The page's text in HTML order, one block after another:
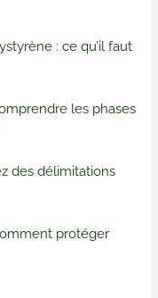
: ce qu’il faut
les phases
des délimitations
protéger